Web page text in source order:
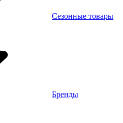
Сезонные товары
Бренды